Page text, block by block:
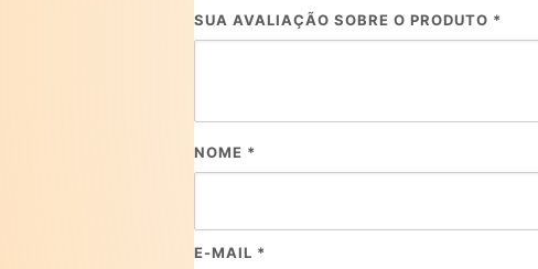
SUA AVALIAÇÃO SOBRE O PRODUTO *
NOME *
E-MAIL *